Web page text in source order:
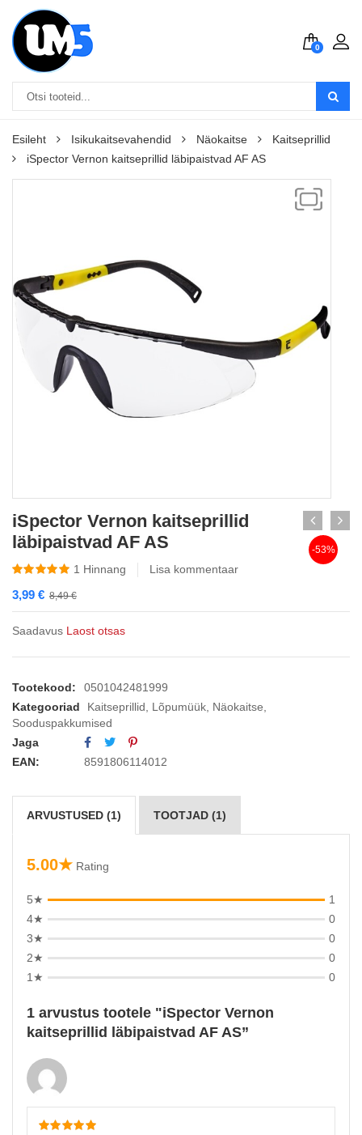
0
Esileht Isikukaitsevahendid Näokaitse
Kaitseprillid
iSpector Vernon kaitseprillid läbipaistvad AF AS
iSpector Vernon kaitseprillid
läbipaistvad AF AS
1 Hinnang Lisa kommentaar
8,49€
3,99 €
-53%
Saadavus Laost otsas
Tootekood:
0501042481999
Kategooriad
Kaitseprillid Lõpumüük Näokaitse
Sooduspakkumised
Jaga
EAN:
8591806114012
ARVUSTUSED (1) TOOTJAD (1)
5.00★ Rating
5★
1
4★
0
3★
0
2★
0
1★
0
1 arvustus tootele
iSpector Vernon
kaitseprillid läbipaistvad AF AS